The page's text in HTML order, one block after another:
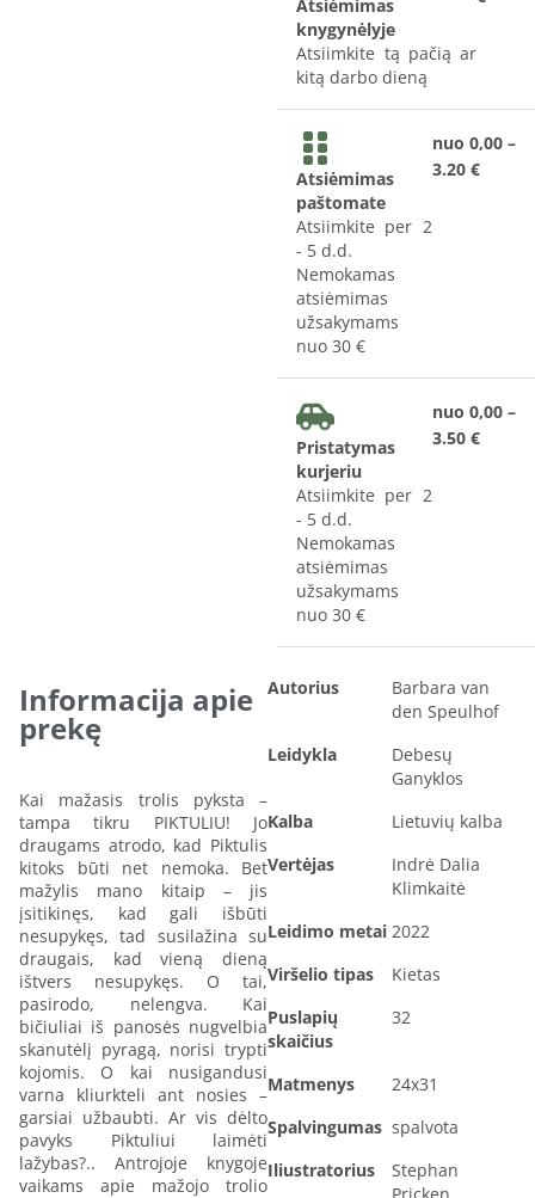
Atsiėmimas
knygynėlyje
Atsiimkite tą pačią ar
kitą darbo dieną
Atsiėmimas
paštomate
Atsiimkite per 2
- 5 d.d.
Nemokamas
atsiėmimas
užsakymams
nuo 30 €
nuo 0,00 –
3.20 €
Pristatymas
kurjeriu
Atsiimkite per 2
- 5 d.d.
Nemokamas
atsiėmimas
užsakymams
nuo 30 €
nuo 0,00 –
3.50 €
Informacija apie
prekę
Kai mažasis trolis pyksta –
tampa tikru PIKTULIU! Jo
draugams atrodo, kad Piktulis
kitoks būti net nemoka. Bet
mažylis mano kitaip – jis
įsitikinęs, kad gali išbūti
nesupykęs, tad susilažina su
draugais, kad vieną dieną
ištvers nesupykęs. O tai,
pasirodo, nelengva. Kai
bičiuliai iš panosės nugvelbia
skanutėlį pyragą, norisi trypti
kojomis. O kai nusigandusi
varna kliurkteli ant nosies –
garsiai užbaubti. Ar vis dėlto
pavyks Piktuliui laimėti
lažybas?.. Antrojoje knygoje
vaikams apie mažojo trolio
Autorius
Barbara van
den Speulhof
Leidykla
Debesų
Ganyklos
Kalba
Lietuvių kalba
Vertėjas
Indrė Dalia
Klimkaitė
Leidimo metai 2022
Viršelio tipas
Kietas
Puslapių
skaičius
32
Matmenys
24x31
Spalvingumas spalvota
Iliustratorius
Stephan